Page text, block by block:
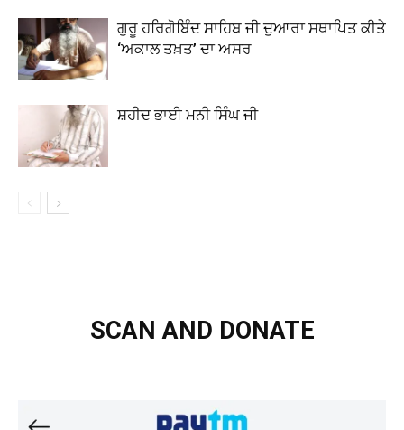
ਗੁਰੂ ਹਰਿਗੋਬਿੰਦ ਸਾਹਿਬ ਜੀ ਦੁਆਰਾ ਸਥਾਪਿਤ ਕੀਤੇ
‘ਅਕਾਲ ਤਖ਼ਤ’ ਦਾ ਅਸਰ
ਸ਼ਹੀਦ ਭਾਈ ਮਨੀ ਸਿੰਘ ਜੀ
SCAN AND DONATE